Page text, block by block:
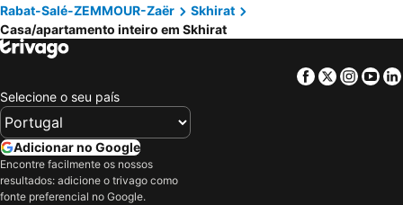
Rabat-Salé-ZEMMOUR-Zaër
Skhirat
Casa/apartamento inteiro em Skhirat
Facebook
Twitter
Selecione o seu país
Adicionar no Google
Encontre facilmente os nossos
resultados: adicione o trivago como
fonte preferencial no Google.